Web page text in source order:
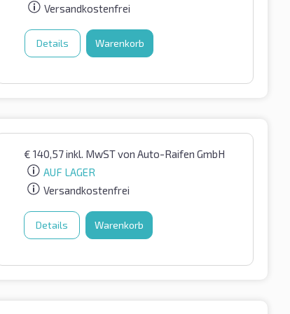
Versandkostenfrei
Details Warenkorb
€ 140,57inkl. MwSTvon Auto-Raifen GmbH
AUF LAGER
Versandkostenfrei
Details Warenkorb